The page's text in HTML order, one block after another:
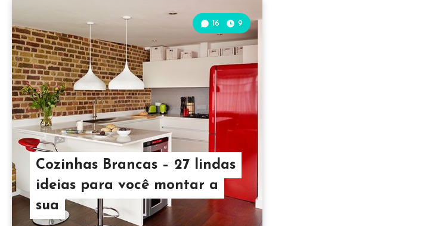
Cozinhas Brancas – 27 lindas
ideias para você montar a
sua
16 9